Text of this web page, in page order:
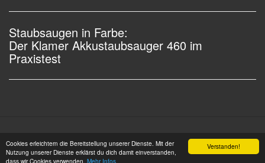
Verstanden!
Cookies erleichtern die Bereitstellung unserer Dienste. Mit der
Nutzung unserer Dienste erklärst du dich damit einverstanden,
dass wir Cookies verwenden. Mehr Infos
Staubsaugen in Farbe:
Der Klamer Akkustaubsauger 460 im
Praxistest
Copyright © 2006 - 2026
OSW-Medien GmbH Alle Rechte vorbehalten